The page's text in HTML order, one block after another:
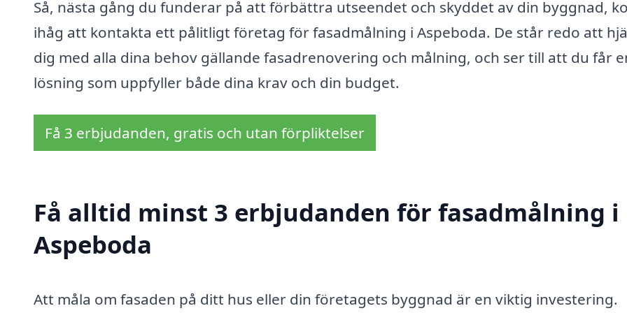
Så, nästa gång du funderar på att förbättra utseendet och skyddet av din byggnad,
ihåg att kontakta ett pålitligt företag för fasadmålning i Aspeboda. De står redo att
dig med alla dina behov gällande fasadrenovering och målning, och ser till att du får
lösning som uppfyller både dina krav och din budget.
Få 3 erbjudanden, gratis och utan förpliktelser
Få alltid minst 3 erbjudanden för fasadmålning i
Aspeboda
Att måla om fasaden på ditt hus eller din företagets byggnad är en viktig investering.